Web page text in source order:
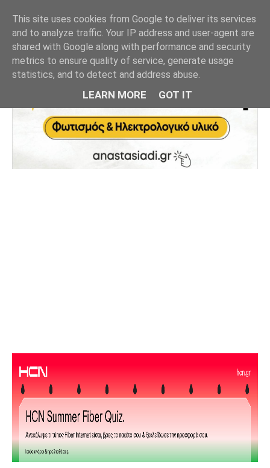
This site uses cookies from Google to deliver its services
and to analyze traffic. Your IP address and user-agent are
shared with Google along with performance and security
metrics to ensure quality of service, generate usage
statistics, and to detect and address abuse.
LEARN MORE GOT IT